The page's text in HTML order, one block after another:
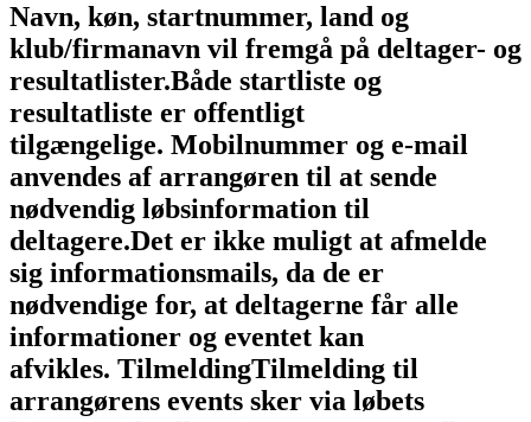
Navn, køn, startnummer, land og
klub/firmanavn vil fremgå på deltager- og
resultatlister.Både startliste og
resultatliste er offentligt
tilgængelige. Mobilnummer og e-mail
anvendes af arrangøren til at sende
nødvendig løbsinformation til
deltagere.Det er ikke muligt at afmelde
sig informationsmails, da de er
nødvendige for, at deltagerne får alle
informationer og eventet kan
afvikles. TilmeldingTilmelding til
arrangørens events sker via løbets